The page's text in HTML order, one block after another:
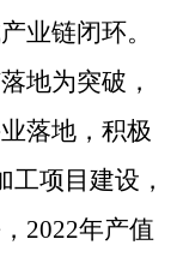
业链闭环。
地为突破，
落地，积极
工项目建设，
2022年产值